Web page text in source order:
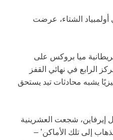
أولمبياد الشتاء، عرضت
ميا بروكس على
الرابع في نهائي القفز
يشبه محادثات تيد يستحق
إيرفاين، شجعت العشرينية
إلى تلك الأماكن’ –